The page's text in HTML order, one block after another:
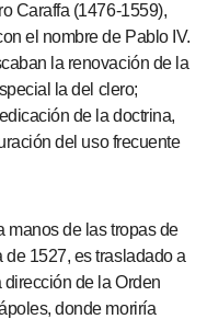
Caraffa (1476-1559),
el nombre de Pablo IV.
la renovación de la
la del clero;
de la doctrina,
del uso frecuente
manos de las tropas de
1527, es trasladado a
de la Orden
donde moriría